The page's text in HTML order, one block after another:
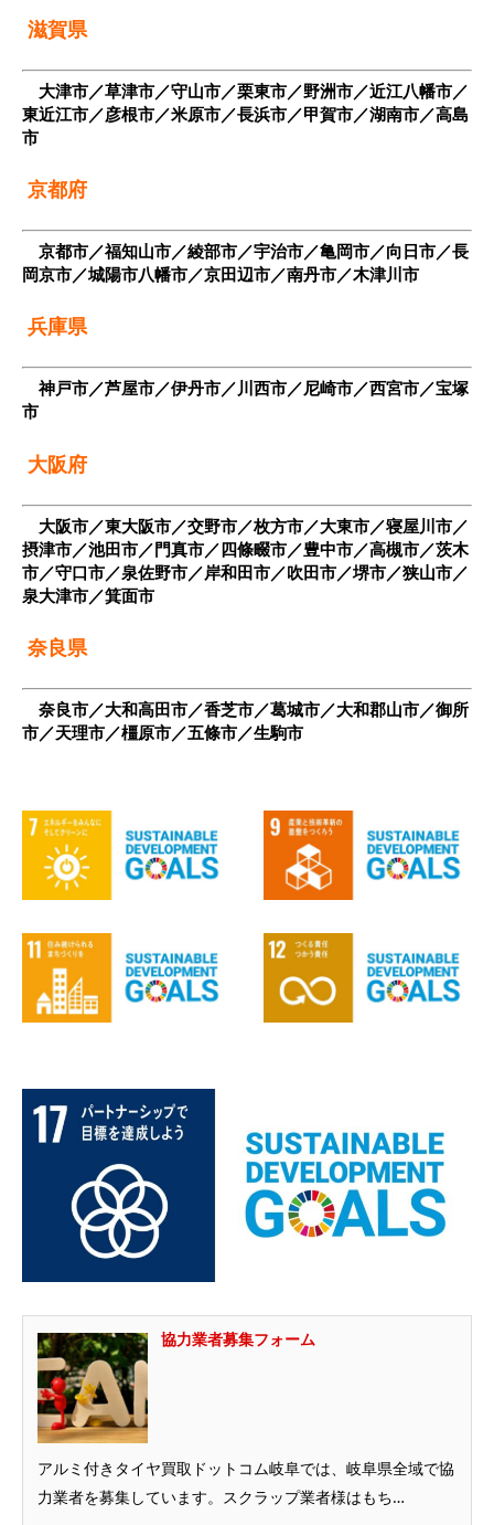
滋賀県
大津市／草津市／守山市／栗東市／野洲市／近江八幡市／
東近江市／彦根市／米原市／長浜市／甲賀市／湖南市／高島
市
京都府
京都市／福知山市／綾部市／宇治市／亀岡市／向日市／長
岡京市／城陽市八幡市／京田辺市／南丹市／木津川市
兵庫県
神戸市／芦屋市／伊丹市／川西市／尼崎市／西宮市／宝塚
市
大阪府
大阪市／東大阪市／交野市／枚方市／大東市／寝屋川市／
摂津市／池田市／門真市／四條畷市／豊中市／高槻市／茨木
市／守口市／泉佐野市／岸和田市／吹田市／堺市／狭山市／
泉大津市／箕面市
奈良県
奈良市／大和高田市／香芝市／葛城市／大和郡山市／御所
市／天理市／橿原市／五條市／生駒市
協力業者募集フォーム
アルミ付きタイヤ買取ドットコム岐阜では、岐阜県全域で協
力業者を募集しています。スクラップ業者様はもち…